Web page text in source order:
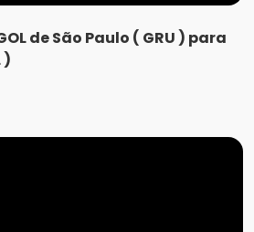
de São Paulo ( GRU ) para
)